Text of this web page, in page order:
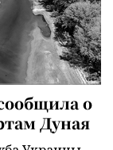
о
Дуная